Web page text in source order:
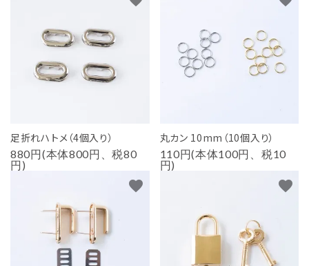
足折れハトメ（4個入り）
880円(本体800円、税80
円)
丸カン 10mm（10個入り）
110円(本体100円、税10
円)
favorite favorite